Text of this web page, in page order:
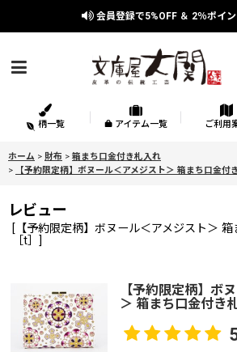
会員登録で5%OFF ＆ 2％ポイ
柄一覧 アイテム一覧 ご利用
ホーム > 財布 > 箱まち口金付き札入れ
>
【予約限定柄】ボヌール＜アメジスト＞ 箱まち口金付
レビュー
[ 【予約限定柄】ボヌール＜アメジスト＞
［t］ ]
【予約限定柄】ボ
＞ 箱まち口金付き